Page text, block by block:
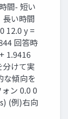
間- 短い
長い時間
12.0 y =
回答時
1.9416
分けて実
な傾向を
ン 0.0 0
(例)右向